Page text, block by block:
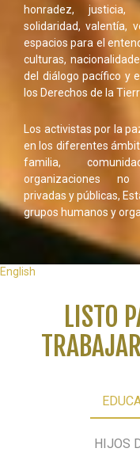
honradez, justicia,
solidaridad, valentía,
espacios para el
culturas,
del diálogo pacífico y
los Derechos de la
Los activistas por la
en los diferentes
familia,
organizaciones no
privadas y públicas,
grupos humanos y
English
LISTO
HIJOS